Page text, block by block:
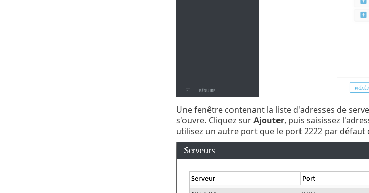
Une fenêtre contenant la liste d'adresses de
s'ouvre. Cliquez surAjouter, puis saisissez
utilisez un autre port que le port 2222 par défaut